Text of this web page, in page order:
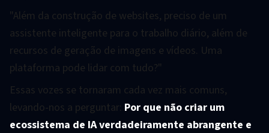
"Além da construção de websites, preciso de um
assistente inteligente para o trabalho diário, além de
recursos de geração de imagens e vídeos. Uma
plataforma pode lidar com tudo?"
Essas vozes se tornaram cada vez mais comuns,
levando-nos a perguntar: Por que não criar um
ecossistema de IA verdadeiramente abrangente e